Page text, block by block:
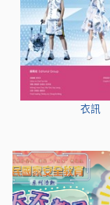
衣訊